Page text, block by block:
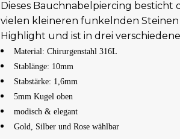
Dieses Bauchnabelpiercing
vielen kleineren funkelnden
Highlight und ist in drei
Material: Chirurgenstahl 316L
Stablänge: 10mm
Stabstärke: 1,6mm
5mm Kugel oben
modisch & elegant
Gold, Silber und Rose wählbar